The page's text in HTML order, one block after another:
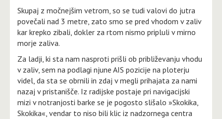
Skupaj z močnejšim vetrom, so se tudi valovi do jutra
povečali nad 3 metre, zato smo se pred vhodom v zaliv
kar krepko zibali, dokler za rtom nismo pripluli v mirno
morje zaliva.
Za ladji, ki sta nam nasproti prišli ob približevanju vhodu
v zaliv, sem na podlagi njune AIS pozicije na ploterju
videl, da sta se obrnili in zdaj v megli prihajata za nami
nazaj v pristanišče. Iz radijske postaje pri navigacijski
mizi v notranjosti barke se je pogosto slišalo »Skokika,
Skokika«, vendar to niso bili klic iz nadzornega centra